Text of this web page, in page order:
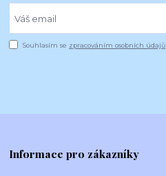
Souhlasím se zpracováním osobních údajů
Informace pro zákazníky